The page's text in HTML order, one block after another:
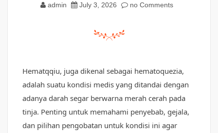
admin July 3, 2026 no Comments
Hematqqiu, juga dikenal sebagai hematoquezia,
adalah suatu kondisi medis yang ditandai dengan
adanya darah segar berwarna merah cerah pada
tinja. Penting untuk memahami penyebab, gejala,
dan pilihan pengobatan untuk kondisi ini agar